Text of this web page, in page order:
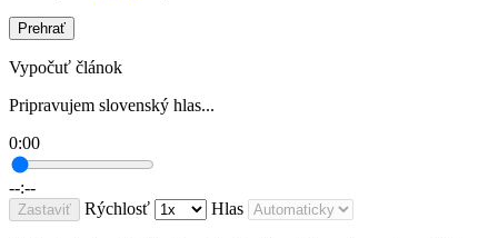
Prehrať
Vypočuť článok
Pripravujem slovenský hlas...
0:00
--:--
Zastaviť Rýchlosť Hlas